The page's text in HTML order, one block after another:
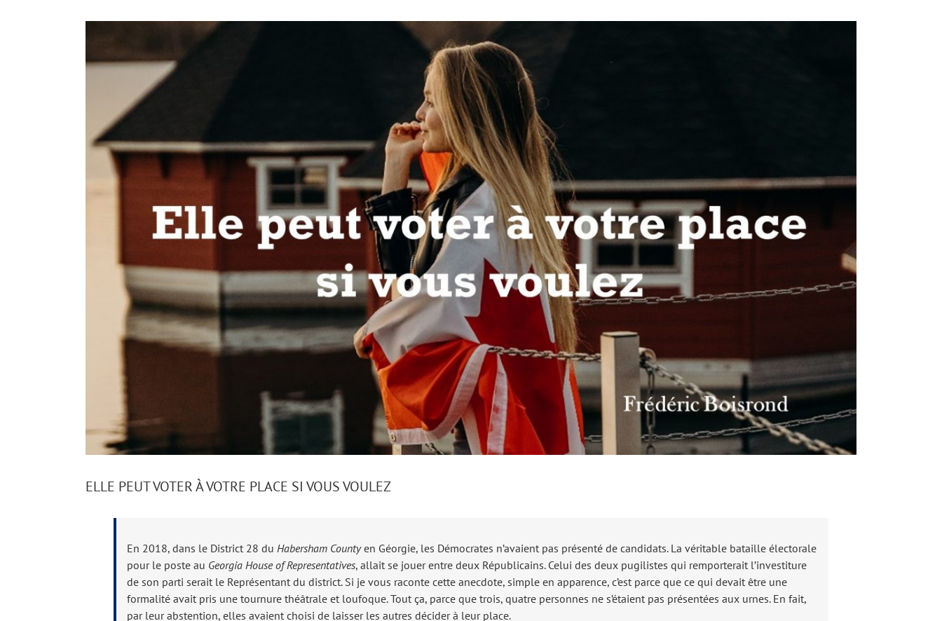
Image
ELLE PEUT VOTER À VOTRE PLACE SI VOUS VOULEZ
En 2018, dans le District 28 du Habersham Countyen Géorgie, les Démocrates n’avaient pas présenté de candidats. La véritable bataille électorale
pour le poste au Georgia House of Representatives, allait se jouer entre deux Républicains. Celui des deux pugilistes qui remporterait l’investiture
de son parti serait le Représentant du district. Si je vous raconte cette anecdote, simple en apparence, c’est parce que ce qui devait être une
formalité avait pris une tournure théâtrale et loufoque. Tout ça, parce que trois, quatre personnes ne s’étaient pas présentées aux urnes. En fait,
par leur abstention, elles avaient choisi de laisser les autres décider à leur place.